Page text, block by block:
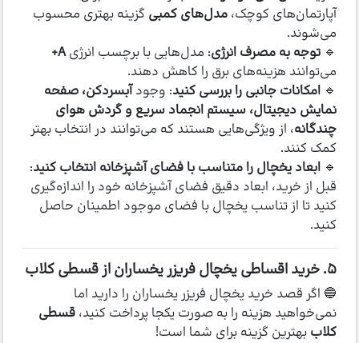
آپارتمان‌های کوچک،مدل‌های کمبی گزینه بهتری محسوب
می‌شوند.
🔹توجه به مصرف انرژی: مدل‌هایی با برچسب انرژیA+
می‌توانند هزینه‌های برق را کاهش دهند.
🔹امکانات جانبی را بررسی کنید: وجودآبسردکن، صفحه
نمایش دیجیتال، سیستم انجماد سریع و گردش هوای
چندگانه، از ویژگی‌هایی هستند که می‌توانند در انتخاب بهتر
کمک کنند.
🔹ابعاد یخچال را متناسب با فضای آشپزخانه انتخاب کنید:
قبل از خرید، ابعاد دقیق فضای آشپزخانه خود را اندازه‌گیری
کنید تا از تناسب یخچال با فضای موجود اطمینان حاصل
کنید.
۵. خرید اقساطی یخچال فریزر یخساران از قسطی کلاب
🔵 اگر قصد خرید یخچال فریزر یخساران را دارید اما
نمی‌خواهید هزینه را به صورت یکجا پرداخت کنید،قسطی
کلاب بهترین گزینه برای شما است!